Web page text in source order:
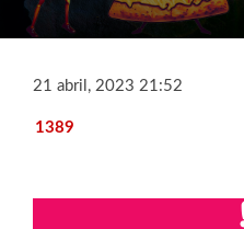
21 abril, 2023 21:52
1389